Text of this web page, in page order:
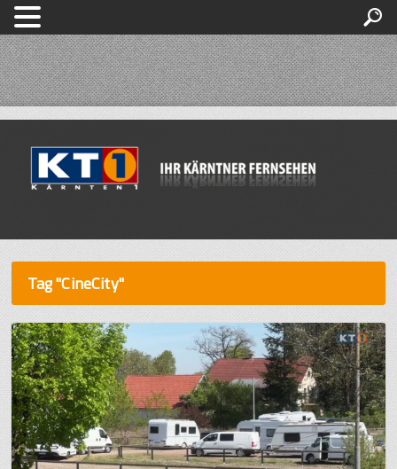
Tag "CineCity"